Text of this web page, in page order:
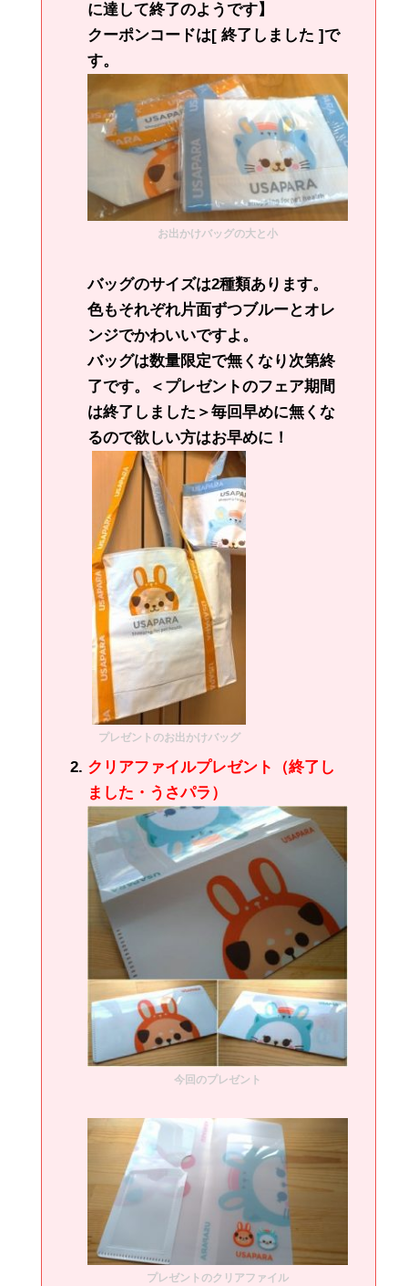
に達して終了のようです】
クーポンコードは[ 終了しました ]で
す。
お出かけバッグの大と小
バッグのサイズは2種類あります。
色もそれぞれ片面ずつブルーとオレ
ンジでかわいいですよ。
バッグは数量限定で無くなり次第終
了です。＜プレゼントのフェア期間
は終了しました＞毎回早めに無くな
るので欲しい方はお早めに！
プレゼントのお出かけバッグ
クリアファイルプレゼント（終了し
ました・うさパラ）
今回のプレゼント
プレゼントのクリアファイル